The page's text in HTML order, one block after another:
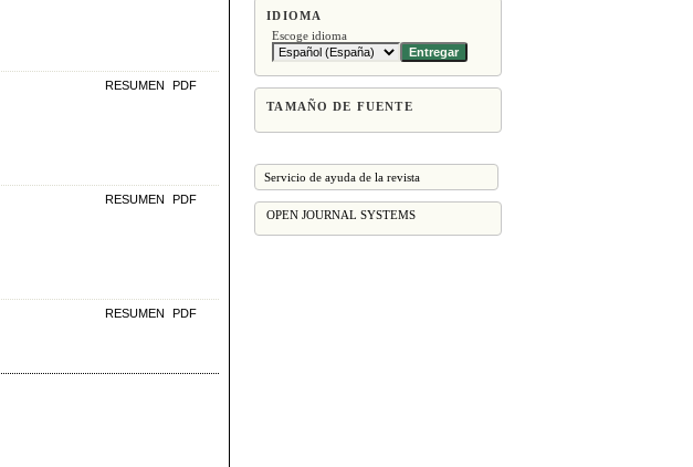
IDIOMA
Escoge idioma
TAMAÑO DE FUENTE
Servicio de ayuda de la revista
OPEN JOURNAL SYSTEMS
RESUMEN PDF
RESUMEN PDF
RESUMEN PDF